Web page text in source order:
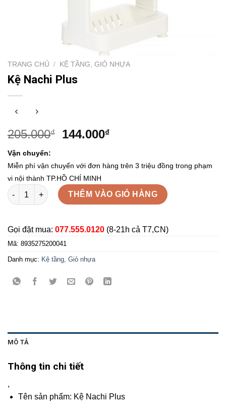
TRANG CHỦ / KỆ TẦNG, GIỎ NHỰA
Kệ Nachi Plus
205.000₫ 144.000₫
Vận chuyển:
Miễn phí vận chuyển với đơn hàng trên 3 triệu đồng trong phạm
vi nội thành TP.HỒ CHÍ MINH
Kệ Nachi Plus số lượng
THÊM VÀO GIỎ HÀNG
Gọi đặt mua: 077.555.0120 (8-21h cả T7,CN)
Mã: 8935275200041
Danh mục: Kệ tầng, Giỏ nhựa
MÔ TẢ
Thông tin chi tiết
,
Tên sản phẩm: Kệ Nachi Plus